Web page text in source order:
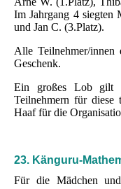
Im Jahrgang 4 siegten
und Jan C. (3.Platz).
Alle Teilnehmer/
Geschenk.
Ein großes Lob gilt
Teilnehmern für diese
Haaf für die
23. Känguru-
Für die Mädchen